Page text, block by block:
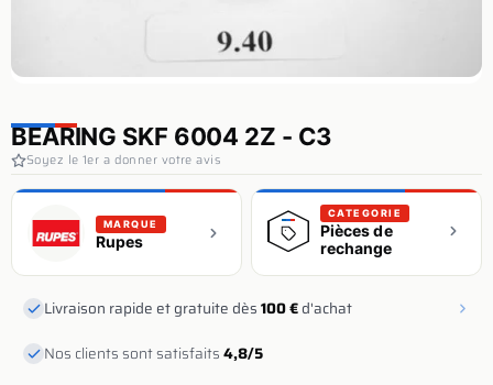
BEARING SKF 6004 2Z - C3
Soyez le 1er a donner votre avis
MARQUE
Rupes
CATEGORIE
Pièces de
rechange
Livraison rapide et gratuite dès100 €d'achat
Nos clients sont satisfaits4,8/5